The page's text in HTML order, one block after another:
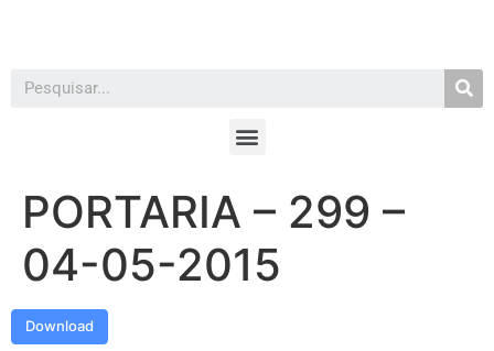
PORTARIA – 299 –
04-05-2015
Download